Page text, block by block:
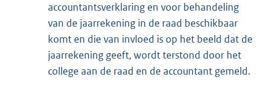
accountantsverklaring en voor behandeling
van de jaarrekening in de raad beschikbaar
komt en die van invloed is op het beeld dat de
jaarrekening geeft, wordt terstond door het
college aan de raad en de accountant gemeld.